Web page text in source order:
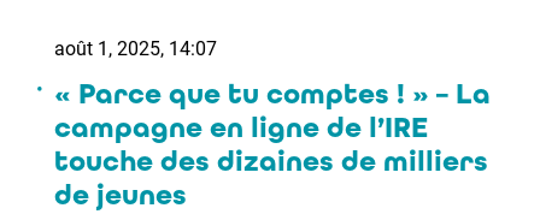
août 1, 2025, 14:07
« Parce que tu comptes ! » – La
campagne en ligne de l’IRE
touche des dizaines de milliers
de jeunes